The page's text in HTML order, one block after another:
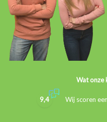
Wat onze
9,4 Wij scoren een